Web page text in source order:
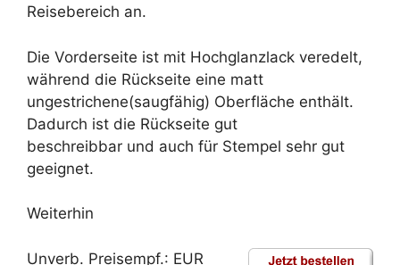
Reisebereich an.
Die Vorderseite ist mit Hochglanzlack veredelt,
während die Rückseite eine matt
ungestrichene(saugfähig) Oberfläche enthält.
Dadurch ist die Rückseite gut
beschreibbar und auch für Stempel sehr gut
geeignet.
Weiterhin
Unverb. Preisempf.: EUR